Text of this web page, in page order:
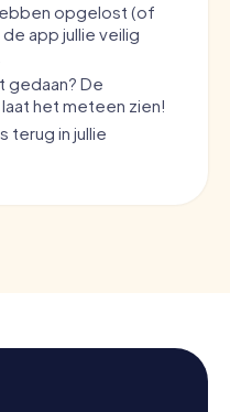
opgelost (of
app jullie veilig
gedaan? De
het meteen zien!
terug in jullie